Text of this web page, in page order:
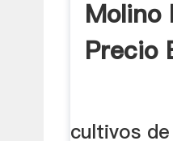
Molino
Precio
cultivos